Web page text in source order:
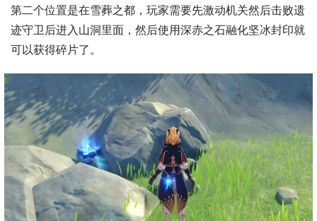
第二个位置是在雪葬之都，玩家需要先激动机关然后击败遗
迹守卫后进入山洞里面，然后使用深赤之石融化坚冰封印就
可以获得碎片了。